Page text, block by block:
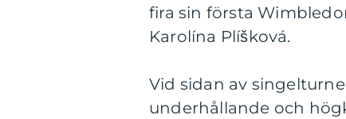
fira sin första
Karolína Plíšková.
Vid sidan av
underhållande och